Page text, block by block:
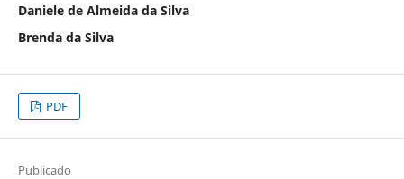
Daniele de Almeida da Silva
Brenda da Silva
PDF
Publicado